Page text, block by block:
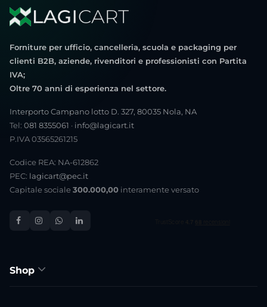
Forniture per ufficio, cancelleria, scuola e packaging per
clienti B2B, aziende, rivenditori e professionisti con Partita
IVA;
Oltre 70 anni di esperienza nel settore.
Interporto Campano lotto D. 327, 80035 Nola, NA
Tel: 081 8355061 · info@lagicart.it
P.IVA 03565261215
Codice REA: NA-612862
PEC: lagicart@pec.it
Capitale sociale 300.000,00 interamente versato
Shop